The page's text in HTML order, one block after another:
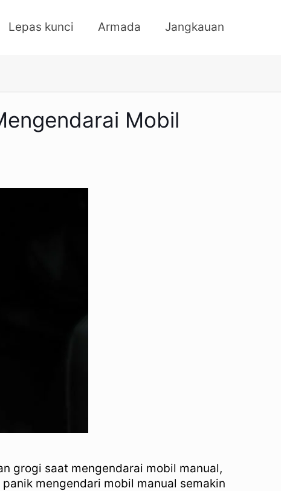
Lepas kunci Armada Jangkauan
Mobil
grogi saat mengendarai mobil manual,
mengendari mobil manual semakin